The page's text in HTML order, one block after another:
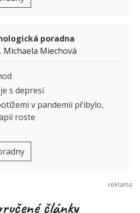
poradna
Michaela Miechová
s depresí
v pandemii přibylo,
roste
články